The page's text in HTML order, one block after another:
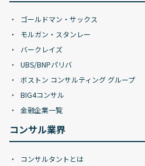
ゴールドマン・サックス
モルガン・スタンレー
バークレイズ
UBS/BNPパリバ
ボストン コンサルティング グループ
BIG4コンサル
金融企業一覧
コンサル業界
コンサルタントとは